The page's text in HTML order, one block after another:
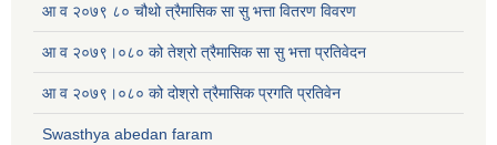
आ व २०७९ ८० चौथो त्रैमासिक सा सु भत्ता वितरण विवरण
आ व २०७९।०८० को तेश्रो त्रैमासिक सा सु भत्ता प्रतिवेदन
आ व २०७९।०८० को दोश्रो त्रैमासिक प्रगति प्रतिवेन
Swasthya abedan faram